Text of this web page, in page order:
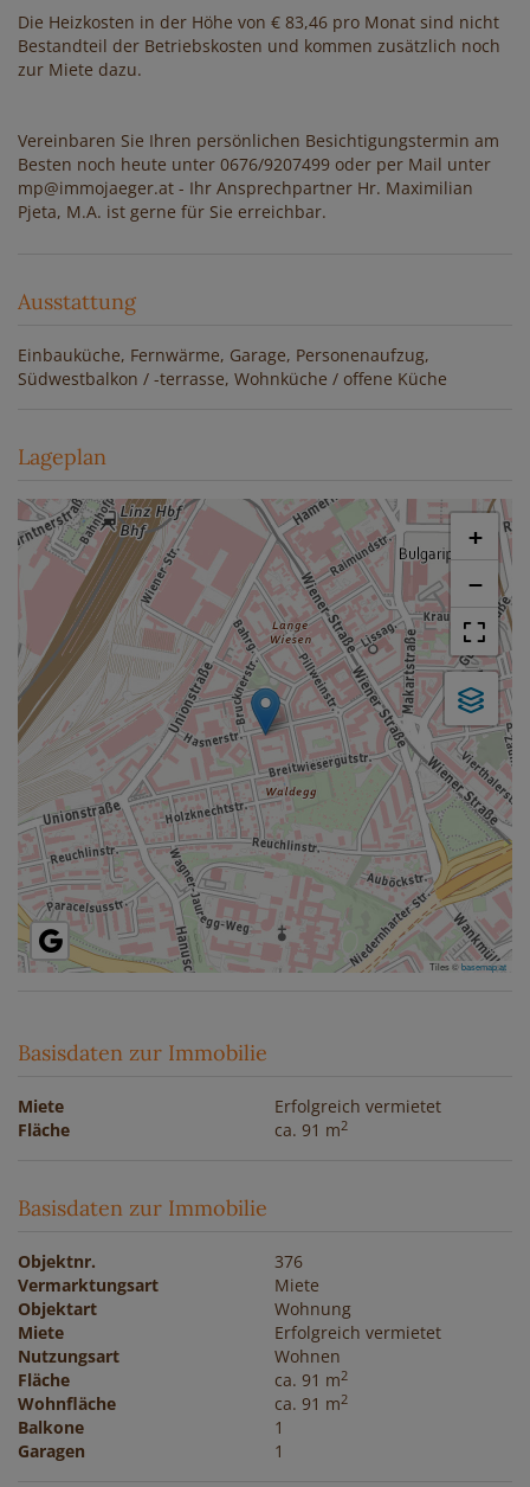
Die Heizkosten in der Höhe von € 83,46 pro Monat sind nicht
Bestandteil der Betriebskosten und kommen zusätzlich noch
zur Miete dazu.
Vereinbaren Sie Ihren persönlichen Besichtigungstermin am
Besten noch heute unter 0676/9207499 oder per Mail unter
mp@immojaeger.at - Ihr Ansprechpartner Hr. Maximilian
Pjeta, M.A. ist gerne für Sie erreichbar.
Ausstattung
Einbauküche Fernwärme Garage Personenaufzug
Südwestbalkon / -terrasse Wohnküche / offene Küche
Lageplan
+
−
Tiles ©basemap.at
Basisdaten zur Immobilie
Miete
Erfolgreich vermietet
Fläche
ca. 91 m2
Basisdaten zur Immobilie
Objektnr.
376
Vermarktungsart
Miete
Objektart
Wohnung
Miete
Erfolgreich vermietet
Nutzungsart
Wohnen
Fläche
ca. 91 m2
Wohnfläche ca. 91 m2
Balkone
1
Garagen
1